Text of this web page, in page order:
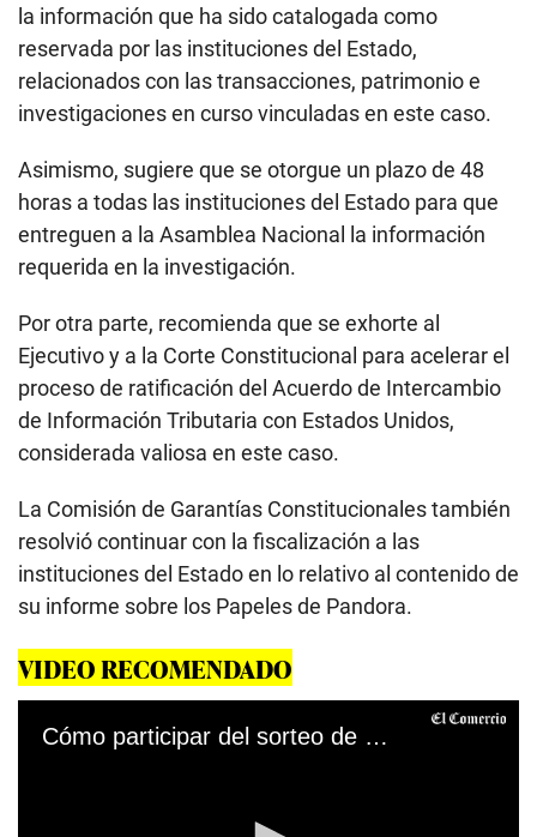
la información que ha sido catalogada como
reservada por las instituciones del Estado,
relacionados con las transacciones, patrimonio e
investigaciones en curso vinculadas en este caso.
Asimismo, sugiere que se otorgue un plazo de 48
horas a todas las instituciones del Estado para que
entreguen a la Asamblea Nacional la información
requerida en la investigación.
Por otra parte, recomienda que se exhorte al
Ejecutivo y a la Corte Constitucional para acelerar el
proceso de ratificación del Acuerdo de Intercambio
de Información Tributaria con Estados Unidos,
considerada valiosa en este caso.
La Comisión de Garantías Constitucionales también
resolvió continuar con la fiscalización a las
instituciones del Estado en lo relativo al contenido de
su informe sobre los Papeles de Pandora.
VIDEO RECOMENDADO
Cómo participar del sorteo de visas a EE.UU: todo lo que debes saber